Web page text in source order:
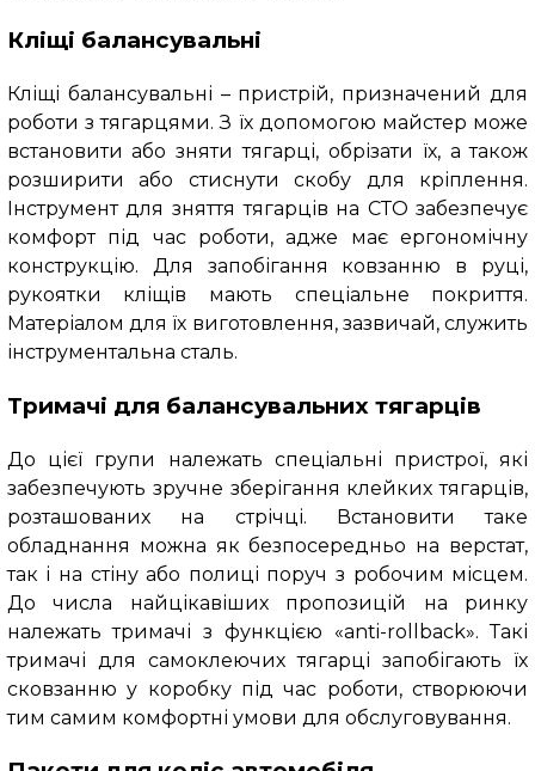
Кліщі балансувальні
Кліщі балансувальні – пристрій, призначений для
роботи з тягарцями. З їх допомогою майстер може
встановити або зняти тягарці, обрізати їх, а також
розширити або стиснути скобу для кріплення.
Інструмент для зняття тягарців на СТО забезпечує
комфорт під час роботи, адже має ергономічну
конструкцію. Для запобігання ковзанню в руці,
рукоятки кліщів мають спеціальне покриття.
Матеріалом для їх виготовлення, зазвичай, служить
інструментальна сталь.
Тримачі для балансувальних тягарців
До цієї групи належать спеціальні пристрої, які
забезпечують зручне зберігання клейких тягарців,
розташованих на стрічці. Встановити таке
обладнання можна як безпосередньо на верстат,
так і на стіну або полиці поруч з робочим місцем.
До числа найцікавіших пропозицій на ринку
належать тримачі з функцією «anti-rollback». Такі
тримачі для самоклеючих тягарці запобігають їх
сковзанню у коробку під час роботи, створюючи
тим самим комфортні умови для обслуговування.